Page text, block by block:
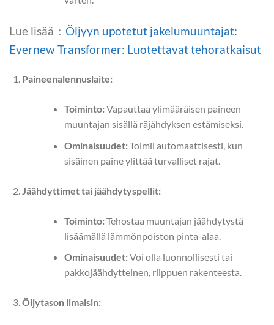
Lue lisää： Öljyyn upotetut jakelumuuntajat:
Evernew Transformer: Luotettavat tehoratkaisut
Paineenalennuslaite:
Toiminto:Vapauttaa ylimääräisen paineen
muuntajan sisällä räjähdyksen estämiseksi.
Ominaisuudet:Toimii automaattisesti, kun
sisäinen paine ylittää turvalliset rajat.
Jäähdyttimet tai jäähdytyspellit:
Toiminto:Tehostaa muuntajan jäähdytystä
lisäämällä lämmönpoiston pinta-alaa.
Ominaisuudet:Voi olla luonnollisesti tai
pakkojäähdytteinen, riippuen rakenteesta.
Öljytason ilmaisin: